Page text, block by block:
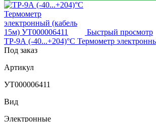
Быстрый просмотр
ТР-9А (-40...+204)°С Термометр
Под заказ
Артикул
УТ000006411
Вид
Электронные